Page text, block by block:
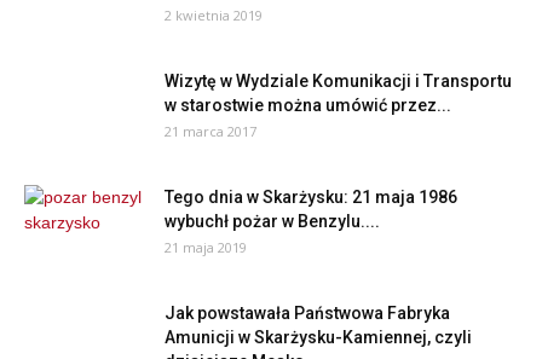
2 kwietnia 2019
Wizytę w Wydziale Komunikacji i Transportu
w starostwie można umówić przez...
21 marca 2017
Tego dnia w Skarżysku: 21 maja 1986
wybuchł pożar w Benzylu....
21 maja 2019
Jak powstawała Państwowa Fabryka
Amunicji w Skarżysku-Kamiennej, czyli